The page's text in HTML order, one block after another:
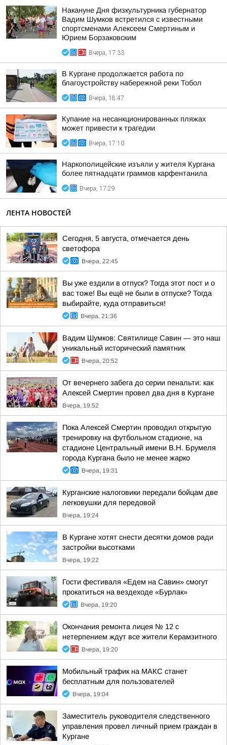
Накануне Дня физкультурника губернатор
Вадим Шумков встретился с известными
спортсменами Алексеем Смертиным и
Юрием Борзаковским
Вчера, 17:33
В Кургане продолжается работа по
благоустройству набережной реки Тобол
Вчера, 18:47
Купание на несанкционированных пляжах
может привести к трагедии
Вчера, 17:10
Наркополицейские изъяли у жителя Кургана
более пятнадцати граммов карфентанила
Вчера, 17:29
ЛЕНТА НОВОСТЕЙ
Сегодня, 5 августа, отмечается день
светофора
Вчера, 22:45
Вы уже ездили в отпуск? Тогда этот пост и о
вас тоже! Вы ещё не были в отпуске? Тогда
выбирайте, куда отправиться!
Вчера, 21:36
Вадим Шумков: Святилище Савин — это наш
уникальный исторический памятник
Вчера, 20:52
От вечернего забега до серии пенальти: как
Алексей Смертин провел два дня в Кургане
Вчера, 19:52
Пока Алексей Смертин проводил открытую
тренировку на футбольном стадионе, на
стадионе Центральный имени В.Н. Брумеля
города Кургана было не менее жарко
Вчера, 19:31
Курганские налоговики передали бойцам две
легковушки для передовой
Вчера, 19:24
В Кургане хотят снести десятки домов ради
застройки высотками
Вчера, 19:22
Гости фестиваля «Едем на Савин» смогут
прокатиться на вездеходе «Бурлак»
Вчера, 19:20
Окончания ремонта лицея № 12 с
нетерпением ждут все жители Керамзитного
Вчера, 19:20
Мобильный трафик на МАКС станет
бесплатным для пользователей
Вчера, 19:04
Заместитель руководителя следственного
управления провел личный прием граждан в
Кургане